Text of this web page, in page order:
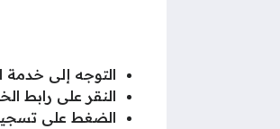
التوجه إلى خدمة
النقر على رابط
الضغط على تسجيل